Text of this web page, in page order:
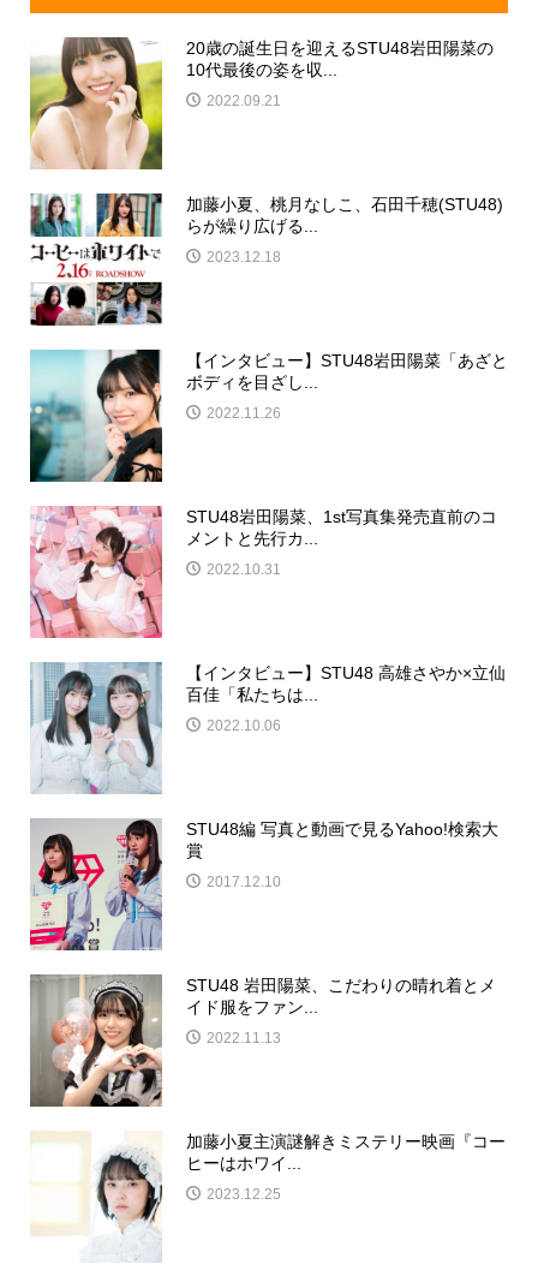
20歳の誕生日を迎えるSTU48岩田陽菜の
10代最後の姿を収...
2022.09.21
加藤小夏、桃月なしこ、石田千穂(STU48)
らが繰り広げる...
2023.12.18
【インタビュー】STU48岩田陽菜「あざと
ボディを目ざし...
2022.11.26
STU48岩田陽菜、1st写真集発売直前のコ
メントと先行カ...
2022.10.31
【インタビュー】STU48 高雄さやか×立仙
百佳「私たちは...
2022.10.06
STU48編 写真と動画で見るYahoo!検索大
賞
2017.12.10
STU48 岩田陽菜、こだわりの晴れ着とメ
イド服をファン...
2022.11.13
加藤小夏主演謎解きミステリー映画『コー
ヒーはホワイ...
2023.12.25